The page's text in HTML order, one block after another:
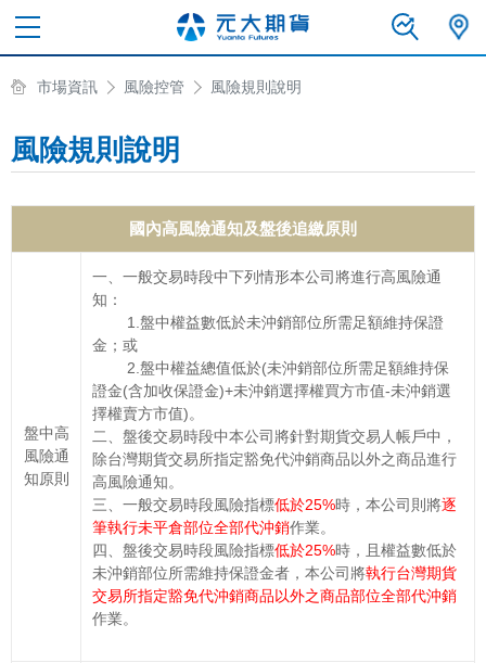
市場資訊 風險控管 風險規則說明
風險規則說明
國內高風險通知及盤後追繳原則
盤中高
風險通
知原則
一、一般交易時段中下列情形本公司將進行高風險通
知：
1.盤中權益數低於未沖銷部位所需足額維持保證
金；或
2.盤中權益總值低於(未沖銷部位所需足額維持保
證金(含加收保證金)+未沖銷選擇權買方市值-未沖銷選
擇權賣方市值)。
二、盤後交易時段中本公司將針對期貨交易人帳戶中，
除台灣期貨交易所指定豁免代沖銷商品以外之商品進行
高風險通知。
三、一般交易時段風險指標低於25%時，本公司則將逐
筆執行未平倉部位全部代沖銷作業。
四、盤後交易時段風險指標低於25%時，且權益數低於
未沖銷部位所需維持保證金者，本公司將執行台灣期貨
交易所指定豁免代沖銷商品以外之商品部位全部代沖銷
作業。